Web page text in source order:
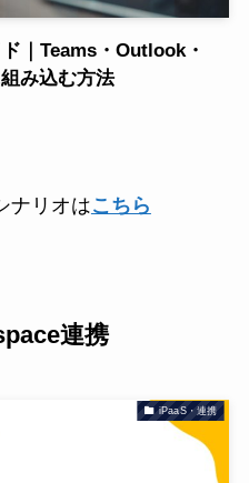
｜Teams・Outlook・
み込む方法
ナリオはこちら
連携
iPaaS・連携